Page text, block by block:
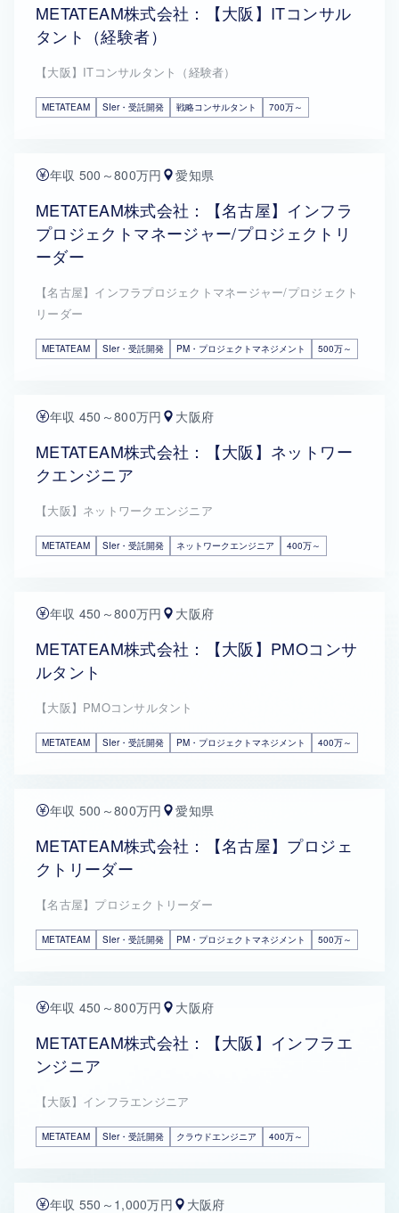
METATEAM株式会社：【大阪】ITコンサル
タント（経験者）
【大阪】ITコンサルタント（経験者）
METATEAM SIer・受託開発 戦略コンサルタント 700万～
年収 500～800万円 愛知県
METATEAM株式会社：【名古屋】インフラ
プロジェクトマネージャー/プロジェクトリ
ーダー
【名古屋】インフラプロジェクトマネージャー/プロジェクト
リーダー
METATEAM SIer・受託開発 PM・プロジェクトマネジメント 500万～
年収 450～800万円 大阪府
METATEAM株式会社：【大阪】ネットワー
クエンジニア
【大阪】ネットワークエンジニア
METATEAM SIer・受託開発 ネットワークエンジニア 400万～
年収 450～800万円 大阪府
METATEAM株式会社：【大阪】PMOコンサ
ルタント
【大阪】PMOコンサルタント
METATEAM SIer・受託開発 PM・プロジェクトマネジメント 400万～
年収 500～800万円 愛知県
METATEAM株式会社：【名古屋】プロジェ
クトリーダー
【名古屋】プロジェクトリーダー
METATEAM SIer・受託開発 PM・プロジェクトマネジメント 500万～
年収 450～800万円 大阪府
METATEAM株式会社：【大阪】インフラエ
ンジニア
【大阪】インフラエンジニア
METATEAM SIer・受託開発 クラウドエンジニア 400万～
年収 550～1,000万円 大阪府